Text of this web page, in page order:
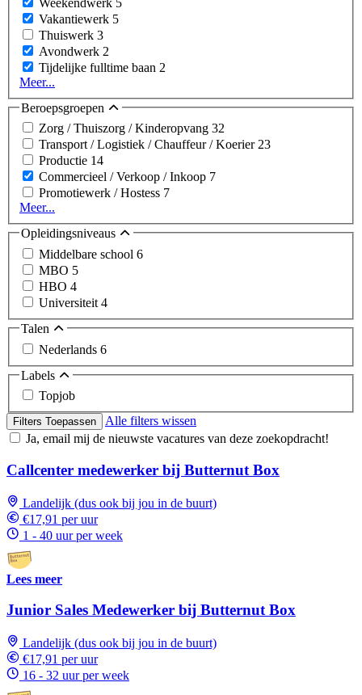
Vakantiewerk 5
Thuiswerk 3
Avondwerk 2
Tijdelijke fulltime baan 2
Meer...
Beroepsgroepen
Zorg / Thuiszorg / Kinderopvang 32
Transport / Logistiek / Chauffeur / Koerier23
Productie 14
Commercieel / Verkoop / Inkoop 7
Promotiewerk / Hostess 7
Meer...
Opleidingsniveaus
Middelbare school 6
MBO 5
HBO 4
Universiteit 4
Talen
Nederlands 6
Labels
Topjob
Filters Toepassen
Alle filters wissen
Ja, email mij de nieuwste vacatures van deze zoekopdracht!
Callcenter medewerker bij Butternut Box
Landelijk (dus ook bij jou in de buurt)
€17,91 per uur
1 - 40 uur per week
Lees meer
Junior Sales Medewerker bij Butternut Box
Landelijk (dus ook bij jou in de buurt)
€17,91 per uur
16 - 32 uur per week